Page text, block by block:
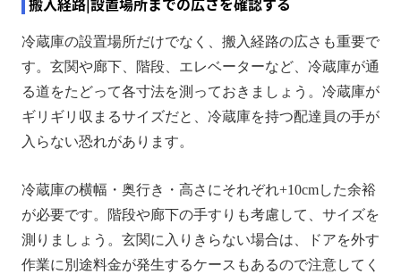
冷蔵庫の設置場所だけでなく、搬入経路の広さも重要で
す。玄関や廊下、階段、エレベーターなど、冷蔵庫が通
る道をたどって各寸法を測っておきましょう。冷蔵庫が
ギリギリ収まるサイズだと、冷蔵庫を持つ配達員の手が
入らない恐れがあります。
冷蔵庫の横幅・奥行き・高さにそれぞれ+10cmした余裕
が必要です。階段や廊下の手すりも考慮して、サイズを
測りましょう。玄関に入りきらない場合は、ドアを外す
作業に別途料金が発生するケースもあるので注意してく